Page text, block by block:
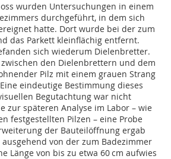
wurden Untersuchungen in einem
durchgeführt, in dem sich
hatte. Dort wurde bei der zum
das Parkett kleinflächig entfernt.
sich wiederum Dielenbretter.
den Dielenbrettern und dem
Pilz mit einem grauen Strang
eindeutige Bestimmung dieses
Begutachtung war nicht
zur späteren Analyse im Labor – wie
festgestellten Pilzen – eine Probe
der Bauteilöffnung ergab
von der zum Badezimmer
Länge von bis zu etwa 60 cm aufwies